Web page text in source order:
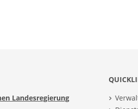
Landesregierung